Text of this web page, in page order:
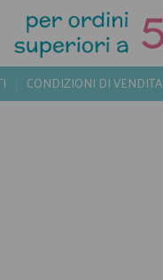
CONDIZIONI DI VENDITA